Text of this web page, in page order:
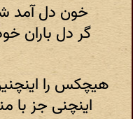
خون دل آمد
گر دل باران
هیچکس را
اینچنی جز با